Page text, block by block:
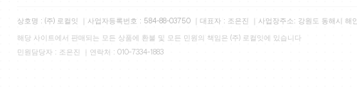
상호명 : (주) 로컬잇 사업자등록번호 : 584-88-03750 대표자 : 조은진 사업장주소: 강원도 동해시 해
해당 사이트에서 판매되는 모든 상품에
환불 및 모든 민원의 책임은 (주) 로컬잇에 있습니다
민원담당자 : 조은진
연락처 : 010-7334-1883